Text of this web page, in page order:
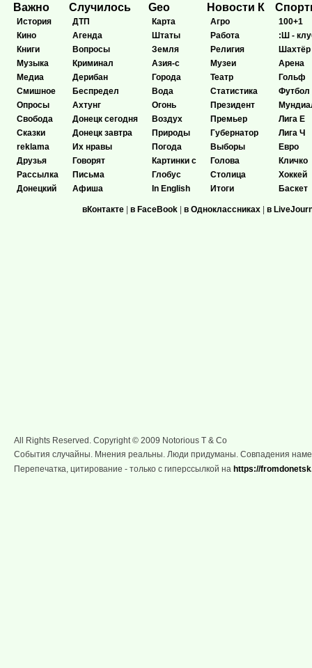
Важно
История
Кино
Книги
Музыка
Медиа
Смишное
Опросы
Свобода
Сказки
reklama
Друзья
Рассылка
Донецкий
Случилось
ДТП
Агенда
Вопросы
Криминал
Дерибан
Беспредел
Ахтунг
Донецк сегодня
Донецк завтра
Их нравы
Говорят
Письма
Афиша
Geo
Карта
Штаты
Земля
Азия-с
Города
Вода
Огонь
Воздух
Природы
Погода
Картинки с
Глобус
In English
Новости К
Агро
Работа
Религия
Музеи
Театр
Статистика
Президент
Премьер
Губернатор
Выборы
Голова
Столица
Итоги
100+1
:Ш -
Шахтёр
Арена
Гольф
Футбол
Лига Е
Лига Ч
Евро
Кличко
Хоккей
Баскет
вКонтакте | в FaceBook | в Одноклассниках | в
All Rights Reserved. Copyright © 2009 Notorious T & Co
События случайны. Мнения реальны. Люди придуманы. Совпадения
Перепечатка, цитирование - только с гиперссылкой на https://